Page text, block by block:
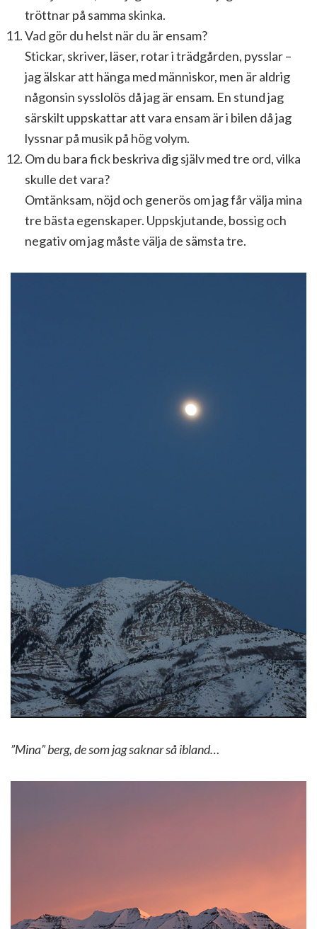
tröttnar på samma skinka.
Vad gör du helst när du är ensam?
Stickar, skriver, läser, rotar i trädgården, pysslar –
jag älskar att hänga med människor, men är aldrig
någonsin sysslolös då jag är ensam. En stund jag
särskilt uppskattar att vara ensam är i bilen då jag
lyssnar på musik på hög volym.
Om du bara fick beskriva dig själv med tre ord, vilka
skulle det vara?
Omtänksam, nöjd och generös om jag får välja mina
tre bästa egenskaper. Uppskjutande, bossig och
negativ om jag måste välja de sämsta tre.
”Mina” berg, de som jag saknar så ibland…